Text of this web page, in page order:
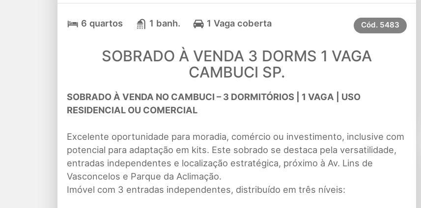
6 quartos 1 banh. 1 Vaga coberta Cód. 5483
SOBRADO À VENDA 3 DORMS 1 VAGA
CAMBUCI SP.
SOBRADO À VENDA NO CAMBUCI – 3 DORMITÓRIOS | 1 VAGA | USO
RESIDENCIAL OU COMERCIAL
Excelente oportunidade para moradia, comércio ou investimento, inclusive com
potencial para adaptação em kits. Este sobrado se destaca pela versatilidade,
entradas independentes e localização estratégica, próximo à Av. Lins de
Vasconcelos e Parque da Aclimação.
Imóvel com 3 entradas independentes, distribuído em três níveis: